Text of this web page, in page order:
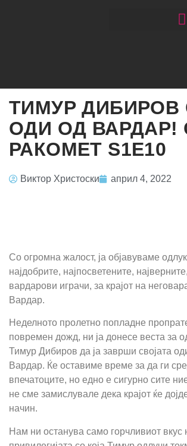
ТИМУР ДИБИРОВ
ОДИ ОД ВАРДАР!
РАКОМЕТ S1E10
Виктор Христоски април 4, 2022
Со огромна жалост, ја објавуваме
најдобрите, најпосветените,
вардарови играчи, за крајот на
Вардар.
Неделното пролетно попладне
повремен дожд, ни ја донесе веста за
Тимур Дибиров да ја заврши својата
Вардар. Ќе оставиме време за да ги
впечатоците, но едно е сигурно сите
не сме замислувале дека крајот ќе
начин.
Нам ни останува само горчливиот вкус